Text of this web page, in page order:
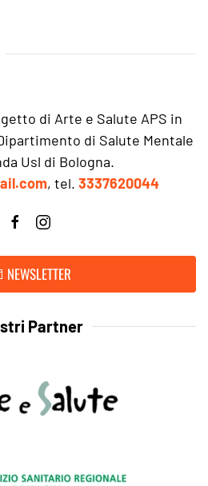
di Arte e Salute APS in
di Salute Mentale
Usl di Bologna.
, tel. 3337620044
NEWSLETTER
Partner